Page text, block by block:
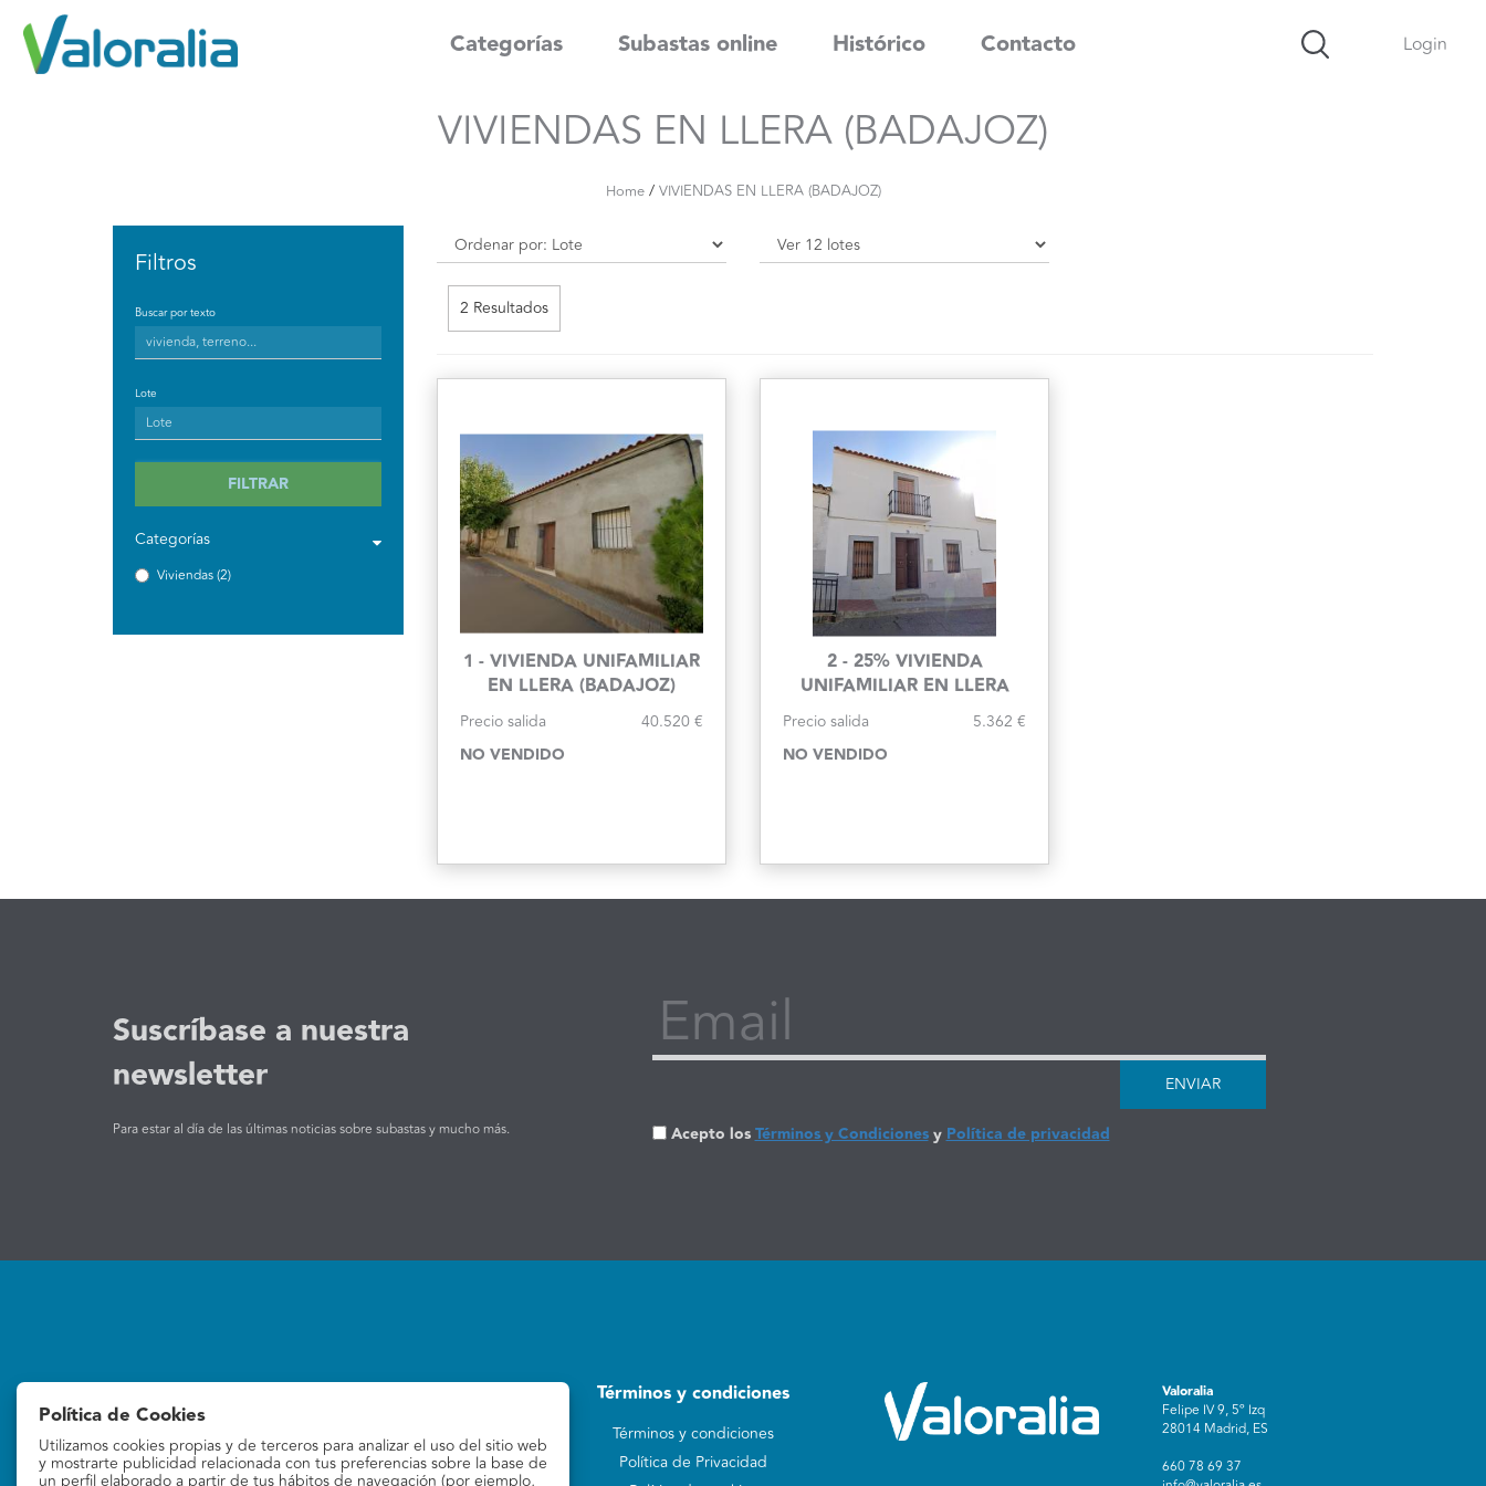
Categorías Subastas online Histórico Contacto Login
VIVIENDAS EN LLERA (BADAJOZ)
Home/ VIVIENDAS EN LLERA (BADAJOZ)
Filtros
Buscar por texto
Lote
FILTRAR
Categorías
Viviendas (2)
2 Resultados
1 - VIVIENDA UNIFAMILIAR
EN LLERA (BADAJOZ)
Precio salida 40.520 €
NO VENDIDO
2 - 25% VIVIENDA
UNIFAMILIAR EN LLERA
(BADAJOZ)
Precio salida 5.362 €
NO VENDIDO
Suscríbase a nuestra
newsletter
Para estar al día de las últimas noticias sobre subastas y mucho más.
Email
ENVIAR
Acepto losTérminos y CondicionesyPolítica de privacidad
Subastas online
Quiénes Somos
Contacto
Términos y condiciones
Términos y condiciones
Política de Privacidad
Valoralia
Felipe IV 9, 5º Izq
28014 Madrid, ES
660 78 69 37
Política de Cookies
Utilizamos cookies propias y de terceros para analizar el uso del sitio web
y mostrarte publicidad relacionada con tus preferencias sobre la base de
un perfil elaborado a partir de tus hábitos de navegación (por ejemplo,